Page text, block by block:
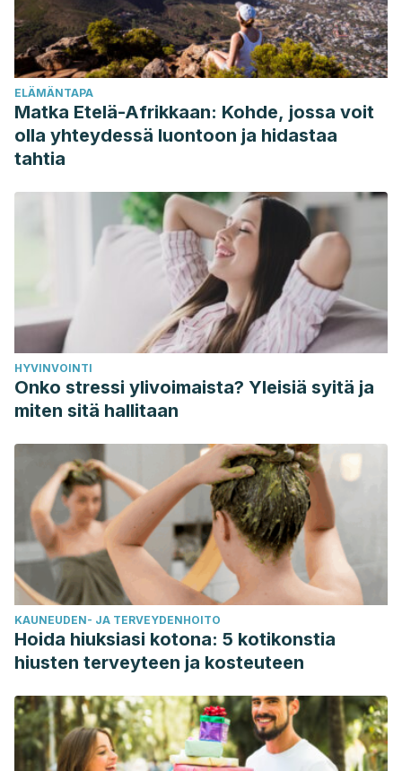
https://doi.org/10.1093/jn/130.9.2215
Holma, R., Hongisto, S.-M., Saxelin, M., & Korpela, R. (2010).
Constipation Is Relieved More by Rye Bread Than Wheat
Bread or Laxatives without Increased Adverse
Gastrointestinal Effects. The Journal of Nutrition.
https://doi.org/10.3945/jn.109.118570
of phenolic acids profile and antioxidant potential of six
varieties of spelt (Triticum spelta L.). Journal of Agricultural
and Food Chemistry. https://doi.org/10.1021/jf3011239
Ruibal-Mendieta, N. L., Delacroix, D. L., Mignolet, E., Pycke,
J. M., Marques, C., Rozenberg, R., … Larondelle, Y. (2005).
Spelt (Triticum aestivum ssp. spelta) as a source of
breadmaking flours and bran naturally enriched in oleic
acid and minerals but not phytic acid. Journal of Agricultural
and Food Chemistry. https://doi.org/10.1021/jf048506e
M., Björck, I. M. E., & Kreft, I. (2001). Effect of spelt wheat
flour and kernel on bread composition and nutritional
characteristics. Journal of Agricultural and Food Chemistry.
https://doi.org/10.1021/jf000819w
ELÄMÄNTAPA
Matka Etelä-Afrikkaan: Kohde, jossa voit
olla yhteydessä luontoon ja hidastaa
tahtia
HYVINVOINTI
Onko stressi ylivoimaista? Yleisiä syitä ja
miten sitä hallitaan
KAUNEUDEN- JA TERVEYDENHOITO
Hoida hiuksiasi kotona: 5 kotikonstia
hiusten terveyteen ja kosteuteen